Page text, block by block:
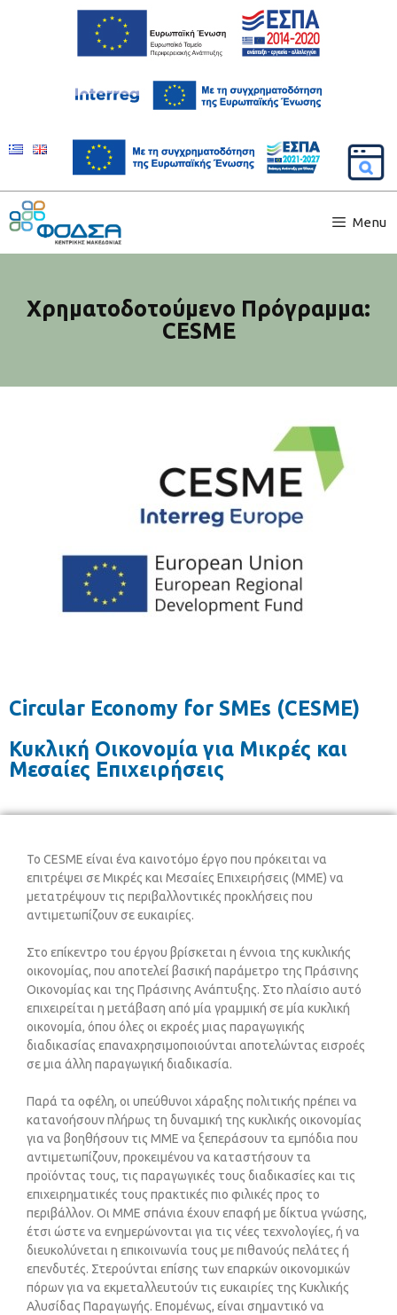
Menu
Χρηματοδοτούμενο Πρόγραμμα:
CESME
Circular Economy for SMEs (CESME)
Κυκλική Οικονομία για Μικρές και
Μεσαίες Επιχειρήσεις
Το CESME είναι ένα καινοτόμο έργο που πρόκειται να
επιτρέψει σε Μικρές και Μεσαίες Επιχειρήσεις (ΜΜΕ) να
μετατρέψουν τις περιβαλλοντικές προκλήσεις που
αντιμετωπίζουν σε ευκαιρίες.
Στο επίκεντρο του έργου βρίσκεται η έννοια της κυκλικής
οικονομίας, που αποτελεί βασική παράμετρο της Πράσινης
Οικονομίας και της Πράσινης Ανάπτυξης. Στο πλαίσιο αυτό
επιχειρείται η μετάβαση από μία γραμμική σε μία κυκλική
οικονομία, όπου όλες οι εκροές μιας παραγωγικής
διαδικασίας επαναχρησιμοποιούνται αποτελώντας εισροές
σε μια άλλη παραγωγική διαδικασία.
Παρά τα οφέλη, οι υπεύθυνοι χάραξης πολιτικής πρέπει να
κατανοήσουν πλήρως τη δυναμική της κυκλικής οικονομίας
για να βοηθήσουν τις ΜΜΕ να ξεπεράσουν τα εμπόδια που
αντιμετωπίζουν, προκειμένου να καταστήσουν τα
προϊόντας τους, τις παραγωγικές τους διαδικασίες και τις
επιχειρηματικές τους πρακτικές πιο φιλικές προς το
περιβάλλον. Οι ΜΜΕ σπάνια έχουν επαφή με δίκτυα γνώσης,
έτσι ώστε να ενημερώνονται για τις νέες τεχνολογίες, ή να
διευκολύνεται η επικοινωνία τους με πιθανούς πελάτες ή
επενδυτές. Στερούνται επίσης των επαρκών οικονομικών
πόρων για να εκμεταλλευτούν τις ευκαιρίες της Κυκλικής
Αλυσίδας Παραγωγής. Επομένως, είναι σημαντικό να